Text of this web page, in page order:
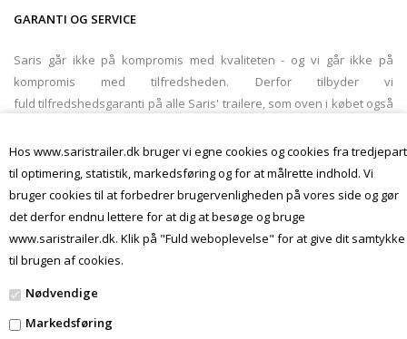
Hos www.saristrailer.dk bruger vi egne cookies og cookies fra tredjepart
til optimering, statistik, markedsføring og for at målrette indhold. Vi
bruger cookies til at forbedrer brugervenligheden på vores side og gør
det derfor endnu lettere for at dig at besøge og bruge
www.saristrailer.dk. Klik på "Fuld weboplevelse" for at give dit samtykke
til brugen af cookies.
Nødvendige
Markedsføring
GARANTI OG SERVICE
Saris går ikke på kompromis med kvaliteten - og vi går ikke på
kompromis med tilfredsheden. Derfor tilbyder vi
fuld tilfredshedsgaranti på alle Saris' trailere, som oven i købet også
års garanti, men meden produktregistreringer det nemt og hurtigt at
lægge et år oveni.
Nyheder